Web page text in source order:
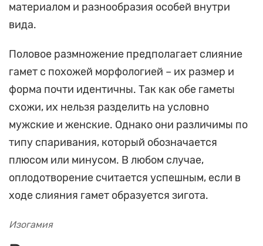
материалом и разнообразия особей внутри
вида.
Половое размножение предполагает слияние
гамет с похожей морфологией – их размер и
форма почти идентичны. Так как обе гаметы
схожи, их нельзя разделить на условно
мужские и женские. Однако они различимы по
типу спаривания, который обозначается
плюсом или минусом. В любом случае,
оплодотворение считается успешным, если в
ходе слияния гамет образуется зигота.
Изогамия